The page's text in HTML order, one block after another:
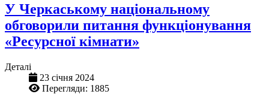
У Черкаському національному
обговорили питання функціонування
«Ресурсної кімнати»
Деталі
23 січня 2024
Перегляди: 1885